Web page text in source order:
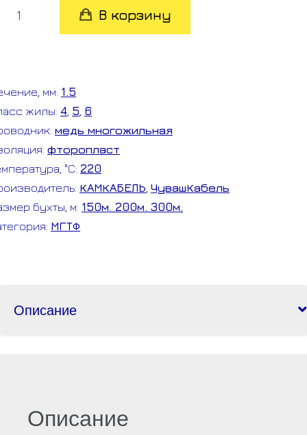
В корзину
мм: 1.5
жилы: 4 5 6
медь многожильная
фторопласт
°C: 220
КАМКАБЕЛЬ ЧувашКабель
бухты, м: 150м. 200м. 300м.
МГТФ
Описание
Описание